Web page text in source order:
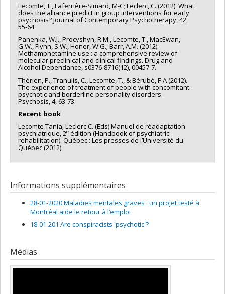
Lecomte, T., Laferrière-Simard, M-C; Leclerc, C. (2012). What
does the alliance predict in group interventions for early
psychosis? Journal of Contemporary Psychotherapy, 42,
55-64.
Panenka, W.J., Procyshyn, R.M., Lecomte, T., MacEwan,
G.W., Flynn, S.W., Honer, W.G.; Barr, A.M. (2012).
Methamphetamine use : a comprehensive review of
molecular preclinical and clinical findings. Drug and
Alcohol Dependance, s0376-8716(12), 00457-7.
Thérien, P., Tranulis, C., Lecomte, T., & Bérubé, F-A (2012).
The experience of treatment of people with concomitant
psychotic and borderline personality disorders.
Psychosis, 4, 63-73.
Recent book
Lecomte Tania; Leclerc C. (Eds) Manuel de réadaptation
psychiatrique, 2e édition (Handbook of psychiatric
rehabilitation). Québec : Les presses de l’Université du
Québec (2012).
Informations supplémentaires
28-01-2020 Maladies mentales graves : un projet testé à
Montréal aide le retour à l’emploi
18-01-201 Are conspiracists 'psychotic'?
Médias